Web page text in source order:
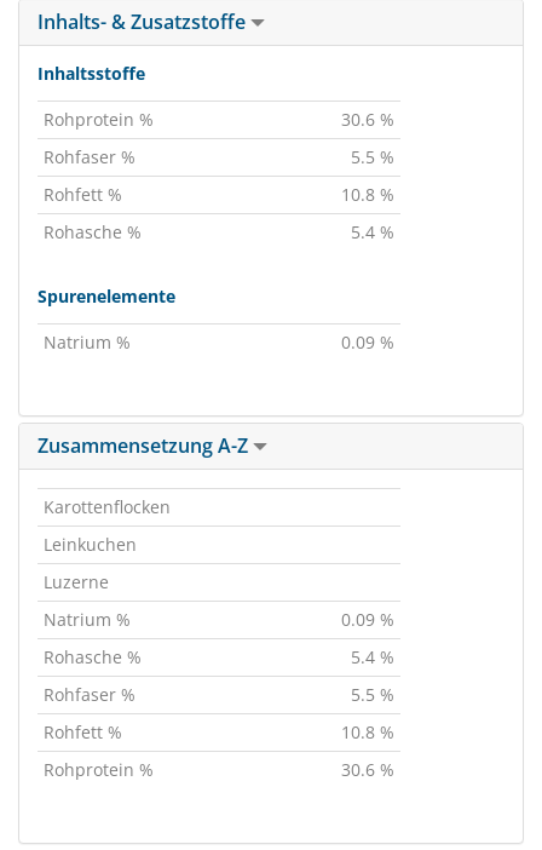
Inhalts- & Zusatzstoffe
Inhaltsstoffe
Rohprotein %
30.6 %
Rohfaser %
5.5 %
Rohfett %
10.8 %
Rohasche %
5.4 %
Spurenelemente
Natrium %
0.09 %
Zusammensetzung A-Z
Karottenflocken
Leinkuchen
Luzerne
Natrium %
0.09 %
Rohasche %
5.4 %
Rohfaser %
5.5 %
Rohfett %
10.8 %
Rohprotein %
30.6 %